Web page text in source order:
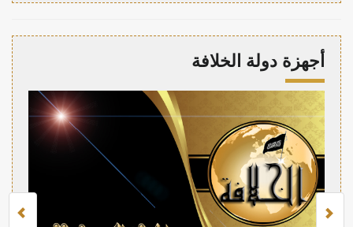
أجهزة دولة الخلافة